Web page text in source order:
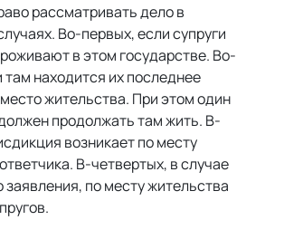
рассматривать дело в
Во-первых, если супруги
в этом государстве. Во-
там находится их последнее
жительства. При этом один
продолжать там жить. В-
возникает по месту
В-четвертых, в случае
заявления, по месту жительства